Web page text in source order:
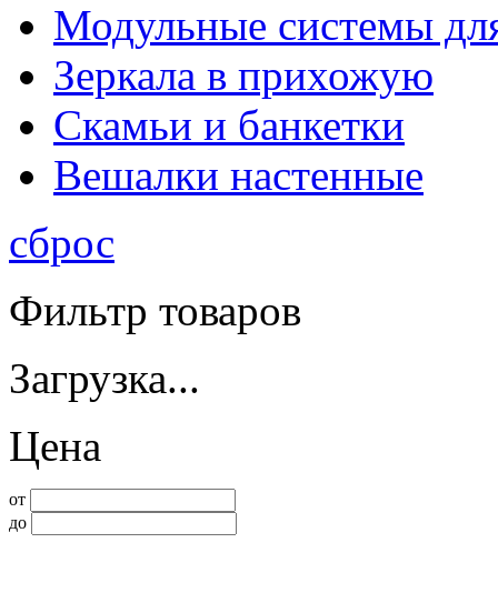
Модульные системы
Зеркала в прихожую
Скамьи и банкетки
Вешалки настенные
сброс
Фильтр товаров
Загрузка...
Цена
от
до